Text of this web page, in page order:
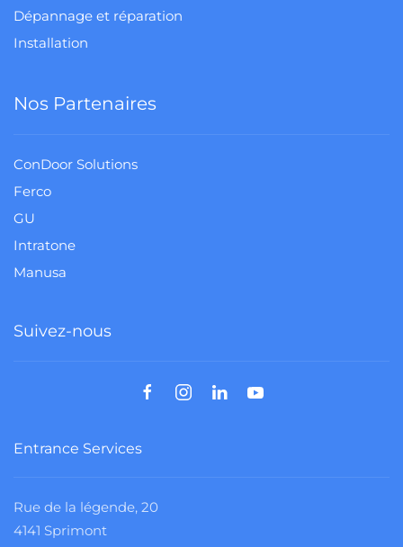
Dépannage et réparation
Installation
Nos Partenaires
ConDoor Solutions
Ferco
GU
Intratone
Manusa
Suivez-nous
Entrance Services
Rue de la légende, 20
4141 Sprimont